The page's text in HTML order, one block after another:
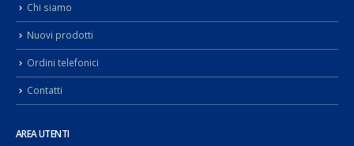
Chi siamo
Nuovi prodotti
Ordini telefonici
Contatti
AREA UTENTI